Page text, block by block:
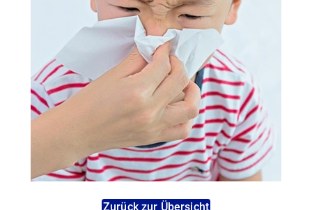
Zurück zur Übersicht